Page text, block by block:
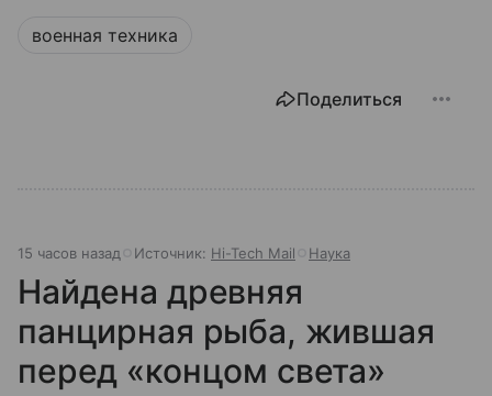
военная техника
Поделиться
15 часов назад Источник: Hi-Tech Mail Наука
Найдена древняя
панцирная рыба, жившая
перед «концом света»